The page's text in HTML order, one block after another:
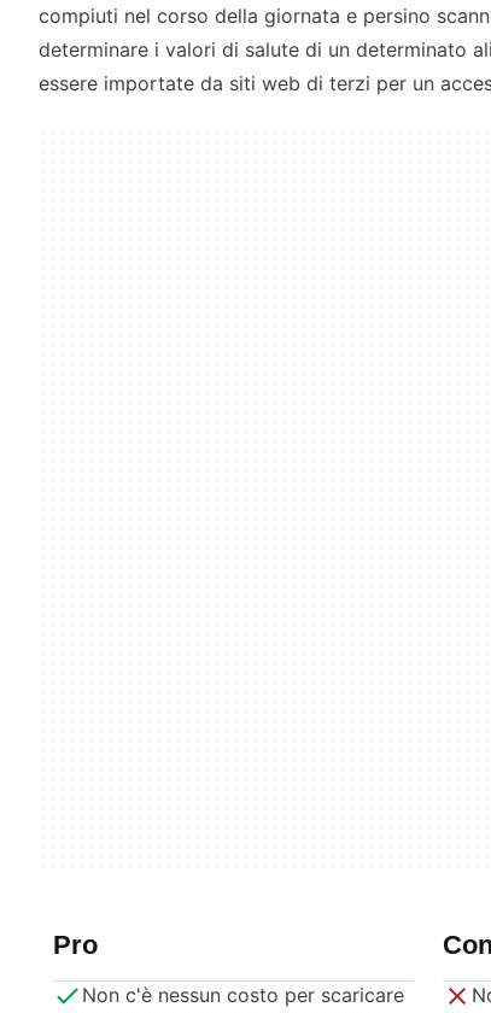
compiuti nel corso della giornata e persino
determinare i valori di salute di un determinato
essere importate da siti web di terzi per un
Pro
Non c'è nessun costo per scaricare